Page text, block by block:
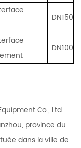
DN150
DN100
Co., Ltd
province du
dans la ville de